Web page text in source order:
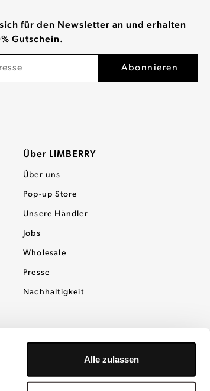
Alle zulassen
Über LIMBERRY
Über uns
Pop-up Store
Unsere Händler
Jobs
Wholesale
Presse
Nachhaltigkeit
für den Newsletter an und erhalten
Gutschein.